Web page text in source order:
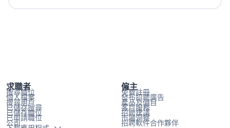
求職者
搜尋職位
個人檔案
搜尋用戶
已儲存搜尋
已儲存職位
已申請職位
公司
僱主
免費註冊
發布招聘廣告
產品及價目
客戶服務
招聘建議
市場洞察
招聘軟件合作夥伴